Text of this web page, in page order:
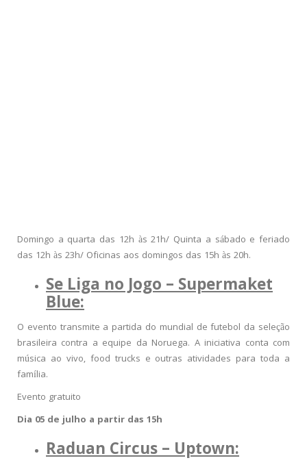
Domingo a quarta das 12h às 21h/ Quinta a sábado e feriado
das 12h às 23h/ Oficinas aos domingos das 15h às 20h.
Se Liga no Jogo – Supermaket
Blue:
O evento transmite a partida do mundial de futebol da seleção
brasileira contra a equipe da Noruega. A iniciativa conta com
música ao vivo, food trucks e outras atividades para toda a
família.
Evento gratuito
Dia 05 de julho a partir das 15h
Raduan Circus – Uptown: